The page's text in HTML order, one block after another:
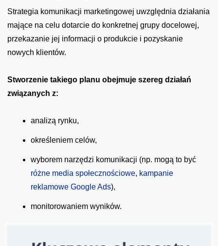
Strategia komunikacji marketingowej uwzględnia działania
mające na celu dotarcie do konkretnej grupy docelowej,
przekazanie jej informacji o produkcie i pozyskanie
nowych klientów.
Stworzenie takiego planu obejmuje szereg działań
związanych z:
analizą rynku,
określeniem celów,
wyborem narzędzi komunikacji (np. mogą to być
różne media społecznościowe, kampanie
reklamowe Google Ads),
monitorowaniem wyników.